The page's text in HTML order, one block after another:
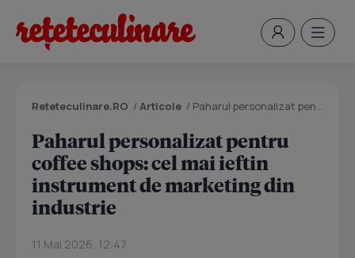
Reteteculinare.RO / Articole / Paharul personalizat pentru coffee shops: cel mai ieftin instrument de marketing din industrie
Paharul personalizat pentru
coffee shops: cel mai ieftin
instrument de marketing din
industrie
11 Mai 2026, 12:47